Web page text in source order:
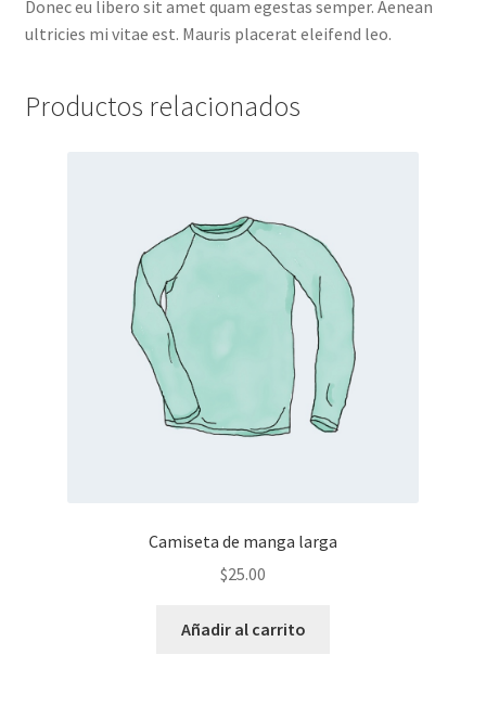
Donec eu libero sit amet quam egestas semper. Aenean
ultricies mi vitae est. Mauris placerat eleifend leo.
Productos relacionados
Camiseta de manga larga
$25.00
Añadir al carrito